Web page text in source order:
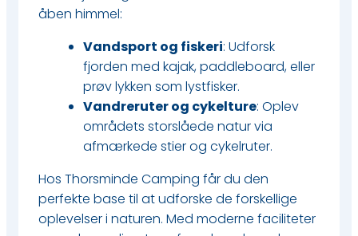
åben himmel:​
Vandsport og fiskeri: Udforsk
fjorden med kajak, paddleboard, eller
prøv lykken som lystfisker.
Vandreruter og cykelture: Oplev
områdets storslåede natur via
afmærkede stier og cykelruter.
Hos Thorsminde Camping får du den
perfekte base til at udforske de forskellige
oplevelser i naturen. Med moderne faciliteter